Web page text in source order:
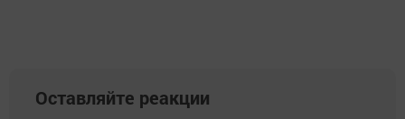
Оставляйте реакции